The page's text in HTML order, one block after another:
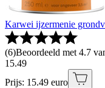
Karwei ijzermenie
(6)Beoordeeld met 4.7
15.49
Prijs: 15.49 euro